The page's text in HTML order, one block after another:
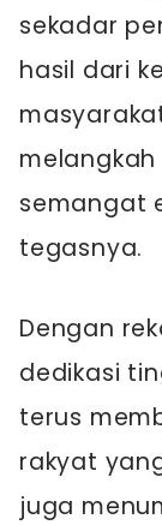
sekadar
hasil dari
semangat
tegasnya.
Dengan
dedikasi
terus
rakyat
juga